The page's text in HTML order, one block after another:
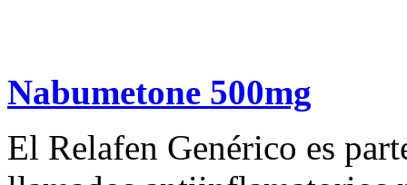
Nabumetone 500mg
El Relafen Genérico es